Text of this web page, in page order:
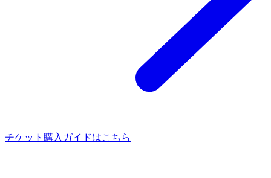
チケット購入ガイドはこちら